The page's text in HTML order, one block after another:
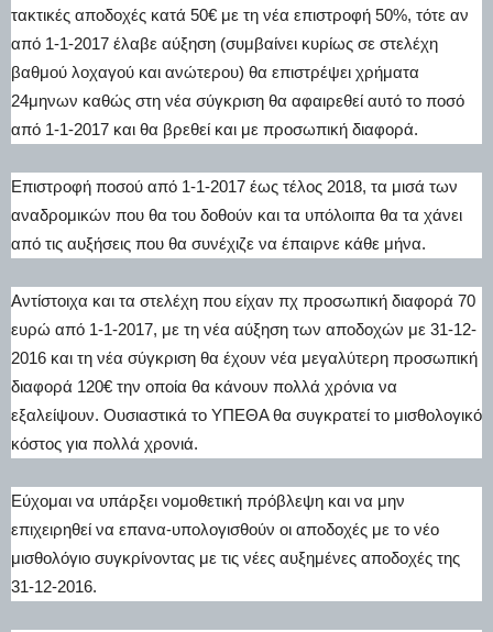
τακτικές αποδοχές κατά 50€ με τη νέα επιστροφή 50%, τότε αν
από 1-1-2017 έλαβε αύξηση (συμβαίνει κυρίως σε στελέχη
βαθμού λοχαγού και ανώτερου) θα επιστρέψει χρήματα
24μηνων καθώς στη νέα σύγκριση θα αφαιρεθεί αυτό το ποσό
από 1-1-2017 και θα βρεθεί και με προσωπική διαφορά.
Επιστροφή ποσού από 1-1-2017 έως τέλος 2018, τα μισά των
αναδρομικών που θα του δοθούν και τα υπόλοιπα θα τα χάνει
από τις αυξήσεις που θα συνέχιζε να έπαιρνε κάθε μήνα.
Αντίστοιχα και τα στελέχη που είχαν πχ προσωπική διαφορά 70
ευρώ από 1-1-2017, με τη νέα αύξηση των αποδοχών με 31-12-
2016 και τη νέα σύγκριση θα έχουν νέα μεγαλύτερη προσωπική
διαφορά 120€ την οποία θα κάνουν πολλά χρόνια να
εξαλείψουν. Ουσιαστικά το ΥΠΕΘΑ θα συγκρατεί το μισθολογικό
κόστος για πολλά χρονιά.
Εύχομαι να υπάρξει νομοθετική πρόβλεψη και να μην
επιχειρηθεί να επανα-υπολογισθούν οι αποδοχές με το νέο
μισθολόγιο συγκρίνοντας με τις νέες αυξημένες αποδοχές της
31-12-2016.